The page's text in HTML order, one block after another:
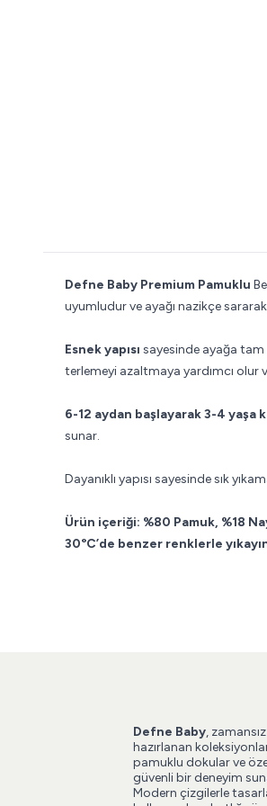
Defne Baby Premium Pamuklu
uyumludur ve ayağı nazikçe
Esnek yapısı sayesinde ayağa tam
terlemeyi azaltmaya yardımcı olur
6-12 aydan başlayarak 3-4 yaşa
sunar.
Dayanıklı yapısı sayesinde sık
Ürün içeriği: %80 Pamuk, %18
30°C’de benzer renklerle
Defne Baby,
hazırlanan
pamuklu dokular ve
güvenli bir deneyim
Modern çizgilerle